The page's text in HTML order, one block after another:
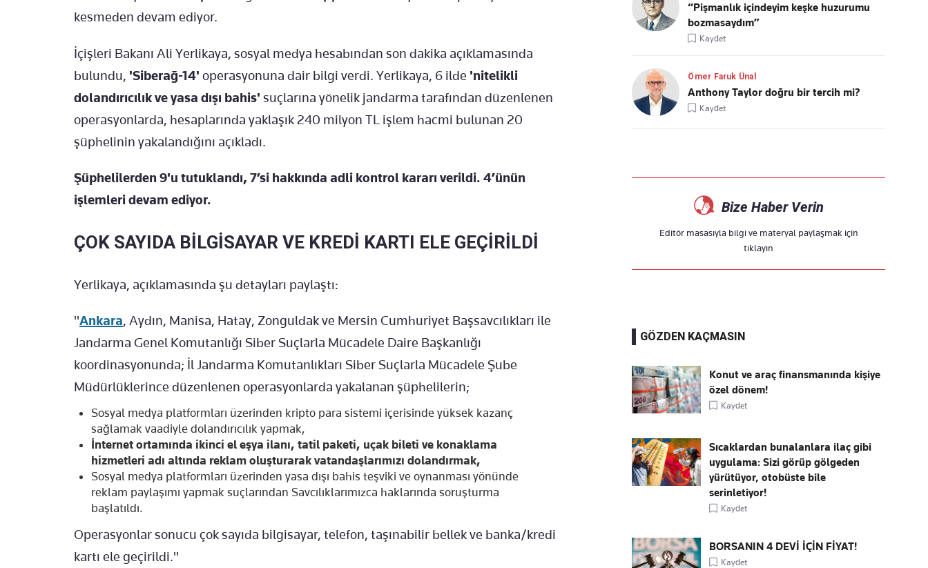
kesmeden devam ediyor.
İçişleri Bakanı Ali Yerlikaya, sosyal medya hesabından son dakika açıklamasında
bulundu, 'Siberağ-14' operasyonuna dair bilgi verdi. Yerlikaya, 6 ilde 'nitelikli
dolandırıcılık ve yasa dışı bahis' suçlarına yönelik jandarma tarafından düzenlenen
operasyonlarda, hesaplarında yaklaşık 240 milyon TL işlem hacmi bulunan 20
şüphelinin yakalandığını açıkladı.
Şüphelilerden 9'u tutuklandı, 7’si hakkında adli kontrol kararı verildi. 4’ünün
işlemleri devam ediyor.
ÇOK SAYIDA BİLGİSAYAR VE KREDİ KARTI ELE GEÇİRİLDİ
Yerlikaya, açıklamasında şu detayları paylaştı:
"Ankara, Aydın, Manisa, Hatay, Zonguldak ve Mersin Cumhuriyet Başsavcılıkları ile
Jandarma Genel Komutanlığı Siber Suçlarla Mücadele Daire Başkanlığı
koordinasyonunda; İl Jandarma Komutanlıkları Siber Suçlarla Mücadele Şube
Müdürlüklerince düzenlenen operasyonlarda yakalanan şüphelilerin;
Sosyal medya platformları üzerinden kripto para sistemi içerisinde yüksek kazanç
sağlamak vaadiyle dolandırıcılık yapmak,
İnternet ortamında ikinci el eşya ilanı, tatil paketi, uçak bileti ve konaklama
hizmetleri adı altında reklam oluşturarak vatandaşlarımızı dolandırmak,
Sosyal medya platformları üzerinden yasa dışı bahis teşviki ve oynanması yönünde
reklam paylaşımı yapmak suçlarından Savcılıklarımızca haklarında soruşturma
başlatıldı.
Operasyonlar sonucu çok sayıda bilgisayar, telefon, taşınabilir bellek ve banka/kredi
kartı ele geçirildi."
“Pişmanlık içindeyim keşke huzurumu
bozmasaydım”
Kaydet
Ömer Faruk Ünal
Anthony Taylor doğru bir tercih mi?
Kaydet
Bize Haber Verin
Editör masasıyla bilgi ve materyal paylaşmak için
tıklayın
GÖZDEN KAÇMASIN
Konut ve araç finansmanında kişiye
özel dönem!
Kaydet
Sıcaklardan bunalanlara ilaç gibi
uygulama: Sizi görüp gölgeden
yürütüyor, otobüste bile
serinletiyor!
Kaydet
BORSANIN 4 DEVİ İÇİN FİYAT!
Kaydet